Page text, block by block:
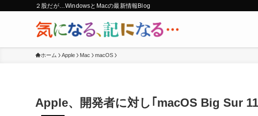
２股だが…WindowsとMacの最新情報Blog
ホーム Apple Mac macOS
Apple、開発者に対し｢macOS Big Sur